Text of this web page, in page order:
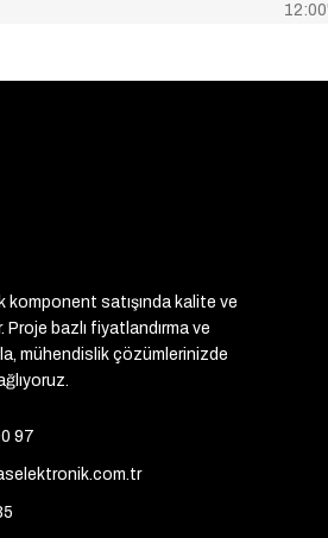
komponent satışında kalite ve
Proje bazlı fiyatlandırma ve
mühendislik çözümlerinizde
97